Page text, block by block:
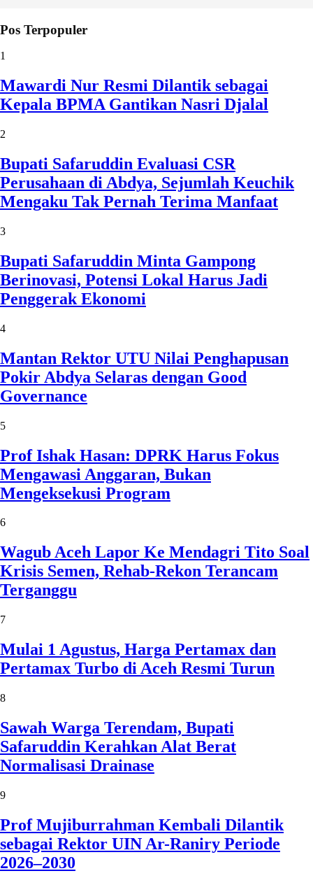
Pos Terpopuler
1
Mawardi Nur Resmi Dilantik sebagai
Kepala BPMA Gantikan Nasri Djalal
2
Bupati Safaruddin Evaluasi CSR
Perusahaan di Abdya, Sejumlah Keuchik
Mengaku Tak Pernah Terima Manfaat
3
Bupati Safaruddin Minta Gampong
Berinovasi, Potensi Lokal Harus Jadi
Penggerak Ekonomi
4
Mantan Rektor UTU Nilai Penghapusan
Pokir Abdya Selaras dengan Good
Governance
5
Prof Ishak Hasan: DPRK Harus Fokus
Mengawasi Anggaran, Bukan
Mengeksekusi Program
6
Wagub Aceh Lapor Ke Mendagri Tito Soal
Krisis Semen, Rehab-Rekon Terancam
Terganggu
7
Mulai 1 Agustus, Harga Pertamax dan
Pertamax Turbo di Aceh Resmi Turun
8
Sawah Warga Terendam, Bupati
Safaruddin Kerahkan Alat Berat
Normalisasi Drainase
9
Prof Mujiburrahman Kembali Dilantik
sebagai Rektor UIN Ar-Raniry Periode
2026–2030